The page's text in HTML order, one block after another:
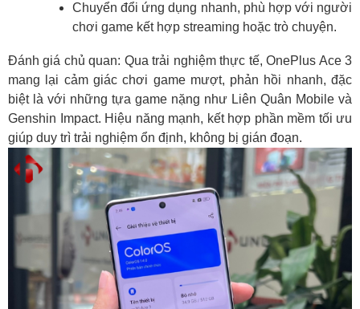
Chuyển đổi ứng dụng nhanh, phù hợp với người
chơi game kết hợp streaming hoặc trò chuyện.
Đánh giá chủ quan: Qua trải nghiệm thực tế, OnePlus Ace 3
mang lại cảm giác chơi game mượt, phản hồi nhanh, đặc
biệt là với những tựa game nặng như Liên Quân Mobile và
Genshin Impact. Hiệu năng mạnh, kết hợp phần mềm tối ưu
giúp duy trì trải nghiệm ổn định, không bị gián đoạn.